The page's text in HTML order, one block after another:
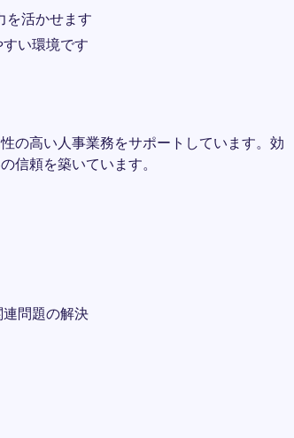
を活かせます
い環境です
の高い人事業務をサポートしています。効
信頼を築いています。
問題の解決